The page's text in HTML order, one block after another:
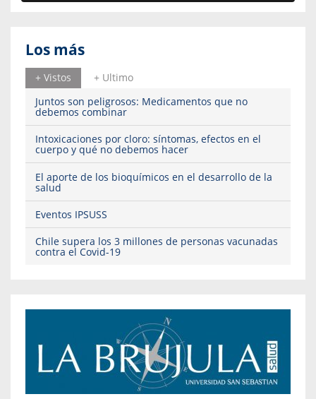
Los más
+ Vistos
+ Ultimo
Juntos son peligrosos: Medicamentos que no
debemos combinar
Intoxicaciones por cloro: síntomas, efectos en el
cuerpo y qué no debemos hacer
El aporte de los bioquímicos en el desarrollo de la
salud
Eventos IPSUSS
Chile supera los 3 millones de personas vacunadas
contra el Covid-19